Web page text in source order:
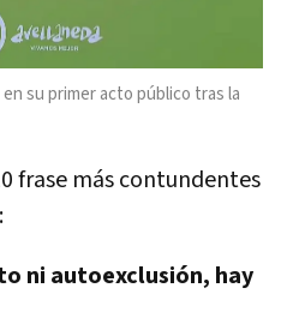
su primer acto público tras la
frase más contundentes
ni autoexclusión, hay